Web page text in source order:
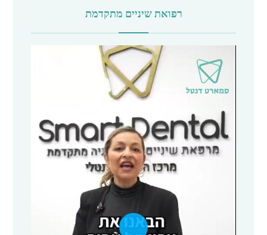
רפואת שיניים מתקדמת